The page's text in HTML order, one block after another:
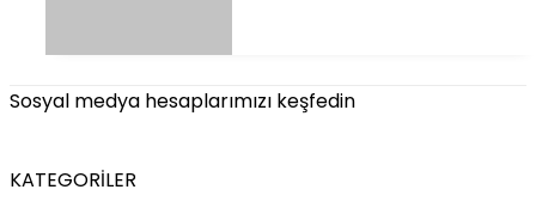
Sosyal medya hesaplarımızı keşfedin
KATEGORİLER